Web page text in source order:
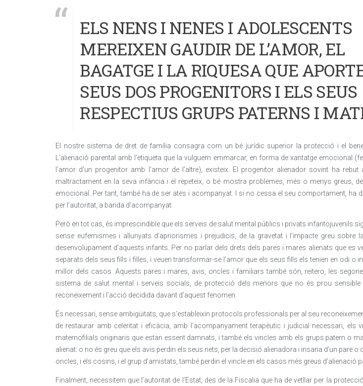
ELS NENS I NENES I ADOLESCENTS
MEREIXEN GAUDIR DE L’AMOR, EL
BAGATGE I LA RIQUESA QUE
SEUS DOS PROGENITORS I ELS SEUS
RESPECTIUS GRUPS PATERNS I
El nostre sistema de dret de família consagra com un bé jurídic superior la protecció i el
L’alienació parental amb l’etiqueta que la vulguem emmarcar, en forma de xantatge emocional
l’amor d’un progenitor amb l’amor de l’altre), existeix. El progenitor alienador sovint ha rebut
maltractament en la seva infància i el repeteix, o bé mostra problemes, més o menys greus,
emocional. Per tant, també ha de ser atès i acompanyat. I si no cessa el seu comportament, ha
per l’autoritat, a banda d’acompanyat.
Però en tot cas, és imprescindible que els serveis de salut mental públics i privats infantojuvenils
sense eufemismes i allunyats d’apriorismes i prejudicis, de la gravetat i l’impacte greu sobre
desenvolupament d’aquests infants. Per no parlar dels drets dels pares i mares alienats que es
separats dels seus fills i filles, i veuen transformar-se l’amor que els seus fills els tenien en odi o
millor dels casos. Aquests pares i mares, avis, oncles i familiars també són, reitero, les
sistema de salut mental i serveis socials, de protecció dels menors que no és prou sensible
reconeixement i l’acció decidida davant d’aquest fenomen.
És necessari, sense ambigüitats, que s’estableixin protocols professionals per al seu
de restaurar amb celeritat i eficàcia, amb l’acompanyament terapèutic i judicial necessari, els
maternofilials originaris que estan essent damnats, i també els vincles amb els grups patern o
alienat: o no és greu que els avis perdin els seus nets, per la decisió alienadora i insana d’un pare o
oncles, i els cosins, i el grup d’amistats, també perdin el vincle en els casos més greus d’alienació
Finalment, necessitem que l’autoritat de l’Estat, des de la Fiscalia que ha de vetllar per la